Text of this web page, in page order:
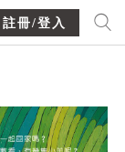
註冊/登入